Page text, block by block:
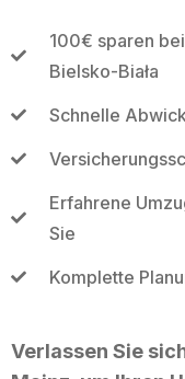
100€ sparen
Bielsko-Biała
Schnelle
Erfahrene
Sie
Komplette
Verlassen Sie